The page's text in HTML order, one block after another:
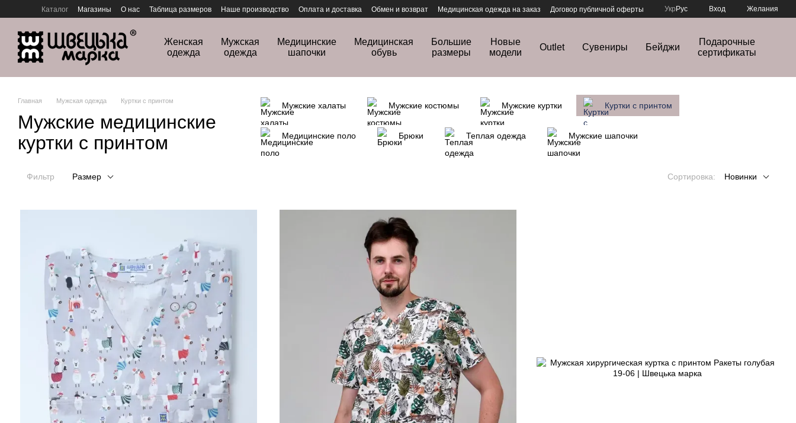
Перейти к основному контенту
Каталог Магазины О нас Таблица размеров Наше производство Оплата и доставка Обмен и возврат Медицинская одежда на заказ
Договор публичной оферты
Укр Рус Вход Желания
Женская
одежда
Мужская
одежда
Медицинские
шапочки
Медицинская
обувь
Большие
размеры
Новые
модели
Outlet Сувениры Бейджи
Подарочные
сертификаты
Главная Мужская одежда Куртки с принтом
Мужские медицинские
куртки с принтом
Мужские халаты Мужские костюмы Мужские куртки Куртки с принтом
Медицинские поло Брюки Теплая одежда Мужские шапочки
Фильтр Размер Сортировка: Новинки